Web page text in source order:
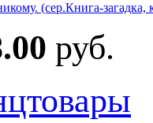
(сер.Книга-
руб.